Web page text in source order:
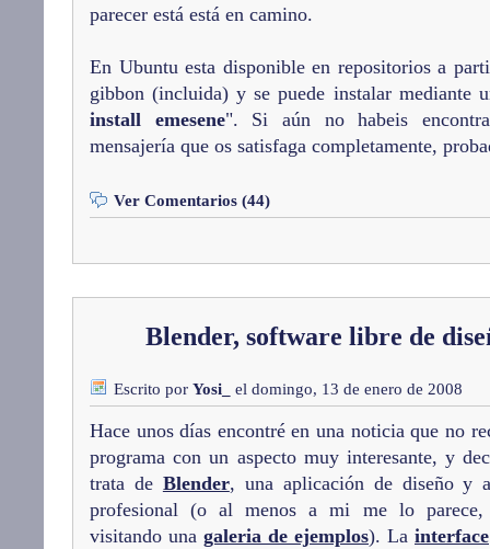
parecer está está en camino.
En Ubuntu esta disponible en repositorios a
gibbon (incluida) y se puede instalar mediante
install emesene". Si aún no habeis
mensajería que os satisfaga completamente,
Ver Comentarios (44)
Blender, software libre de
Escrito por Yosi_ el domingo, 13 de enero de 2008
Hace unos días encontré en una noticia que no
programa con un aspecto muy interesante, y
trata de Blender, una aplicación de diseño y
profesional (o al menos a mi me lo parece,
visitando una galeria de ejemplos). La interface